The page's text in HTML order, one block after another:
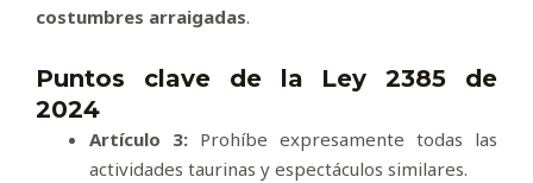
costumbres arraigadas.
Puntos clave de la Ley 2385 de
2024
Artículo 3: Prohíbe expresamente todas las
actividades taurinas y espectáculos similares.